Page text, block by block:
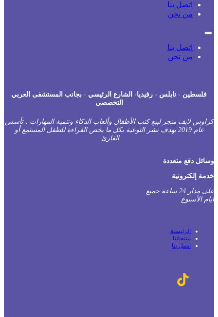
اتصل بنا
من نحن
اتصل بنا
من نحن
فلسطين - نابلس - رفيديا- الشارع الرئيسي - بجانب المستشفى العربي
التخصصي
لايف متجر لبيع كتب الأطفال وألعاب الذكاء وتنمية المهارات ، تأسس
عام 2019 بهدف نشر التوعية بكل ما يخص القراءة للطفل المستمع أو
القارئ.
دفع متعددة
إلكترونية
على مدار 24 ساعة جميع
الأسبوع
الرئيسية
منتجاتنا
اتصل بنا